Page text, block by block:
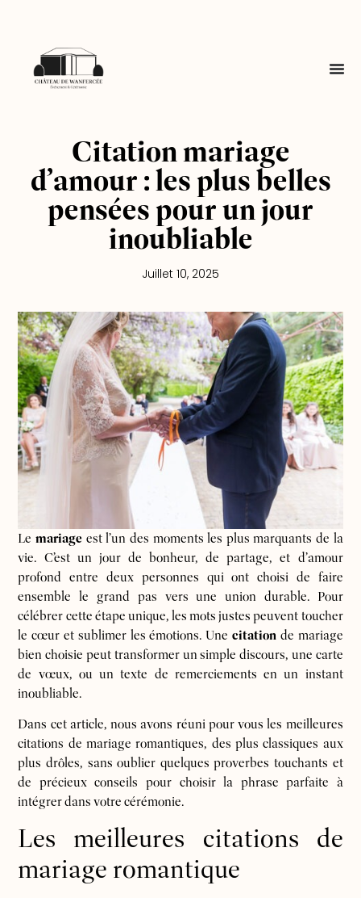
Citation mariage
d’amour : les plus belles
pensées pour un jour
inoubliable
Juillet 10, 2025
Lemariage est l’un des moments les plus marquants de la
vie. C’est un jour de bonheur, de partage, et d’amour
profond entre deux personnes qui ont choisi de faire
ensemble le grand pas vers une union durable. Pour
célébrer cette étape unique, les mots justes peuvent toucher
le cœur et sublimer les émotions. Unecitation de mariage
bien choisie peut transformer un simple discours, une carte
de vœux, ou un texte de remerciements en un instant
inoubliable.
Dans cet article, nous avons réuni pour vous les meilleures
citations de mariage romantiques, des plus classiques aux
plus drôles, sans oublier quelques proverbes touchants et
de précieux conseils pour choisir la phrase parfaite à
intégrer dans votre cérémonie.
Les meilleures citations de
mariage romantique